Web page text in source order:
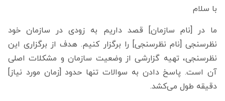
با سلام
ما در [نام سازمان] قصد داریم به زودی در سازمان خود
نظرسنجی [نام نظرسنجی] را برگزار کنیم. هدف از برگزاری این
نظرسنجی، تهیه گزارشی از وضعیت سازمان و مشکلات اصلی
آن است. پاسخ دادن به سوالات تنها حدود [زمان مورد نیاز]
دقیقه طول می‌کشد.